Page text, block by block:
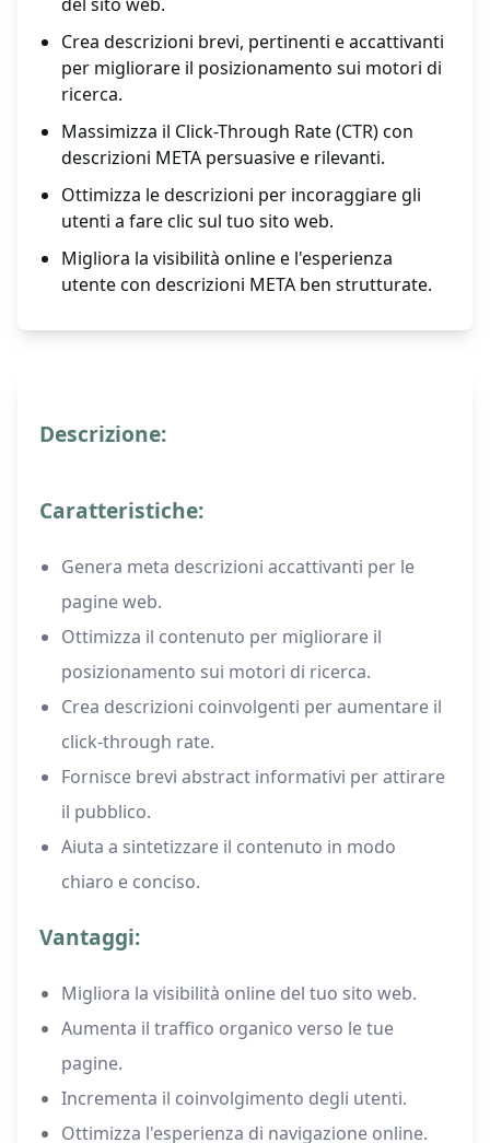
del sito web.
Crea descrizioni brevi, pertinenti e accattivanti
per migliorare il posizionamento sui motori di
ricerca.
Massimizza il Click-Through Rate (CTR) con
descrizioni META persuasive e rilevanti.
Ottimizza le descrizioni per incoraggiare gli
utenti a fare clic sul tuo sito web.
Migliora la visibilità online e l'esperienza
utente con descrizioni META ben strutturate.
Descrizione:
Caratteristiche:
Genera meta descrizioni accattivanti per le
pagine web.
Ottimizza il contenuto per migliorare il
posizionamento sui motori di ricerca.
Crea descrizioni coinvolgenti per aumentare il
click-through rate.
Fornisce brevi abstract informativi per attirare
il pubblico.
Aiuta a sintetizzare il contenuto in modo
chiaro e conciso.
Vantaggi:
Migliora la visibilità online del tuo sito web.
Aumenta il traffico organico verso le tue
pagine.
Incrementa il coinvolgimento degli utenti.
Ottimizza l'esperienza di navigazione online.